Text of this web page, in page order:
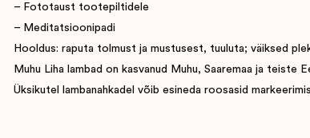
– Fototaust tootepiltidele
– Meditatsioonipadi
Hooldus: raputa tolmust ja mustusest, tuuluta; väiksed
Muhu Liha lambad on kasvanud Muhu, Saaremaa ja
Üksikutel lambanahkadel võib esineda roosasid